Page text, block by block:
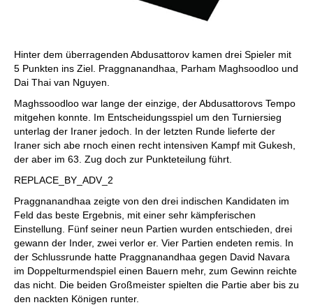
Hinter dem überragenden Abdusattorov kamen drei Spieler mit
5 Punkten ins Ziel. Praggnanandhaa, Parham Maghsoodloo und
Dai Thai van Nguyen.
Maghssoodloo war lange der einzige, der Abdusattorovs Tempo
mitgehen konnte. Im Entscheidungsspiel um den Turniersieg
unterlag der Iraner jedoch. In der letzten Runde lieferte der
Iraner sich abe rnoch einen recht intensiven Kampf mit Gukesh,
der aber im 63. Zug doch zur Punkteteilung führt.
REPLACE_BY_ADV_2
Praggnanandhaa zeigte von den drei indischen Kandidaten im
Feld das beste Ergebnis, mit einer sehr kämpferischen
Einstellung. Fünf seiner neun Partien wurden entschieden, drei
gewann der Inder, zwei verlor er. Vier Partien endeten remis. In
der Schlussrunde hatte Praggnanandhaa gegen David Navara
im Doppelturmendspiel einen Bauern mehr, zum Gewinn reichte
das nicht. Die beiden Großmeister spielten die Partie aber bis zu
den nackten Königen runter.